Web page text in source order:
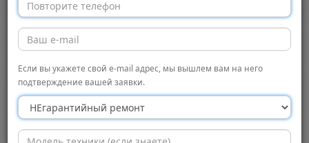
Главная
Вызов Ремонта Екатеринбург, Екатеринбург
Сервисный центр
Сервисный
центр «Вызов
Ремонта Екатеринбург»,
Если вы укажете свой e-mail адрес, мы вышлем вам на него
подтверждение вашей заявки.